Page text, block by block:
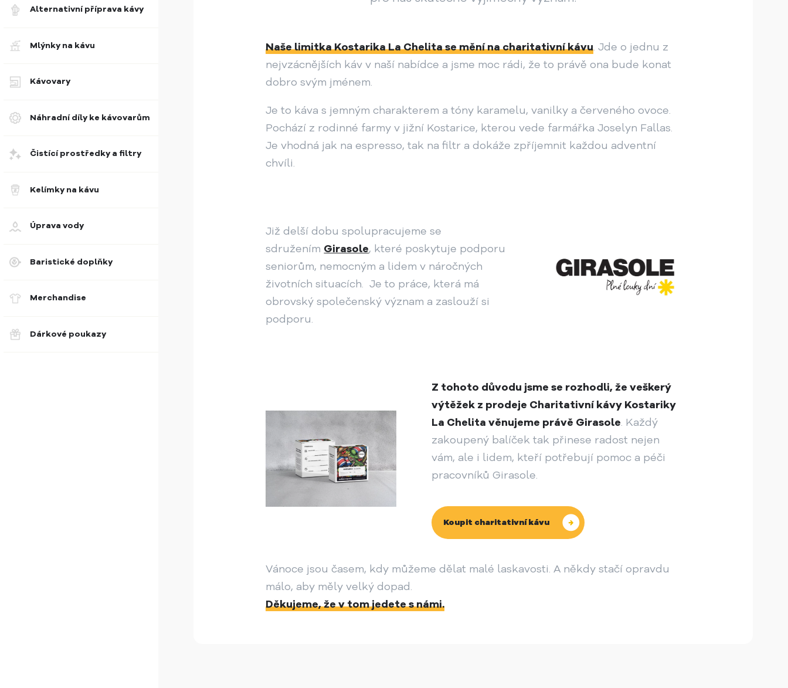
Naše limitka Kostarika La Chelita se mění na charitativní kávu. Jde o jednu z
nejvzácnějších káv v naší nabídce a jsme moc rádi, že to právě ona bude konat
dobro svým jménem.
Je to káva s jemným charakterem a tóny karamelu, vanilky a červeného ovoce.
Pochází z rodinné farmy v jižní Kostarice, kterou vede farmářka Joselyn Fallas.
Je vhodná jak na espresso, tak na filtr a dokáže zpříjemnit každou adventní
chvíli.
Již delší dobu spolupracujeme se
sdružením Girasole, které poskytuje podporu
seniorům, nemocným a lidem v náročných
životních situacích. Je to práce, která má
obrovský společenský význam a zaslouží si
podporu.
Z tohoto důvodu jsme se rozhodli, že veškerý
výtěžek z prodeje Charitativní kávy Kostariky
La Chelita věnujeme právě Girasole. Každý
zakoupený balíček tak přinese radost nejen
vám, ale i lidem, kteří potřebují pomoc a péči
pracovníků Girasole.
Koupit charitativní kávu
Vánoce jsou časem, kdy můžeme dělat malé laskavosti. A někdy stačí opravdu
málo, aby měly velký dopad.
Děkujeme, že v tom jedete s námi.
Alternativní příprava kávy
Mlýnky na kávu
Kávovary
Náhradní díly ke kávovarům
Čistící prostředky a filtry
Kelímky na kávu
Úprava vody
Baristické doplňky
Merchandise
Dárkové poukazy